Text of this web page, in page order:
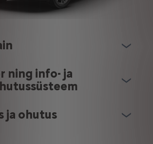
ning info- ja
ja ohutus